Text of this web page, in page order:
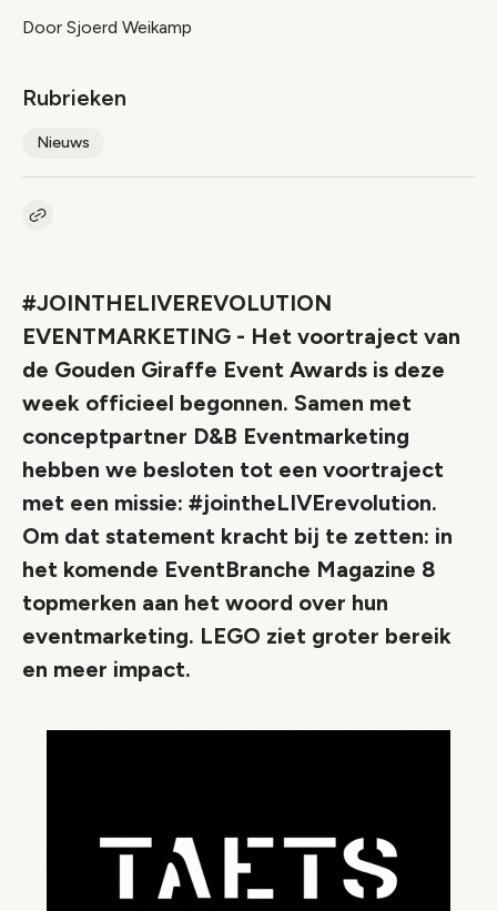
Door Sjoerd Weikamp
Rubrieken
Nieuws
Kopieer link naar artikel
#JOINTHELIVEREVOLUTION
EVENTMARKETING - Het voortraject van
de Gouden Giraffe Event Awards is deze
week officieel begonnen. Samen met
conceptpartner D&B Eventmarketing
hebben we besloten tot een voortraject
met een missie: #jointheLIVErevolution.
Om dat statement kracht bij te zetten: in
het komende EventBranche Magazine 8
topmerken aan het woord over hun
eventmarketing. LEGO ziet groter bereik
en meer impact.